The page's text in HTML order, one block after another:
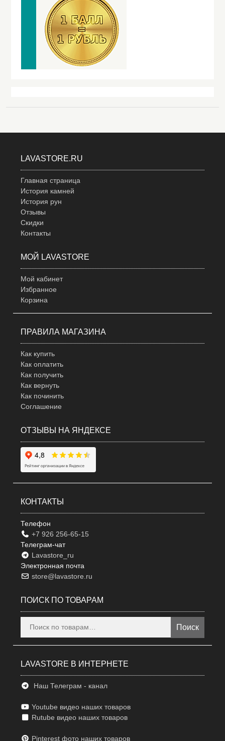
LAVASTORE.RU
Главная страница
История камней
История рун
Отзывы
Скидки
Контакты
МОЙ LAVASTORE
Мой кабинет
Избранное
Корзина
ПРАВИЛА МАГАЗИНА
Как купить
Как оплатить
Как получить
Как вернуть
Как починить
Соглашение
ОТЗЫВЫ НА ЯНДЕКСЕ
КОНТАКТЫ
Телефон
+7 926 256-65-15
Телеграм-чат
Lavastore_ru
Электронная почта
store@lavastore.ru
ПОИСК ПО ТОВАРАМ
Поиск
LAVASTORE В ИНТЕРНЕТЕ
Наш Телеграм - канал
Youtube видео наших товаров
Rutube видео наших товаров
Pinterest фото наших товаров